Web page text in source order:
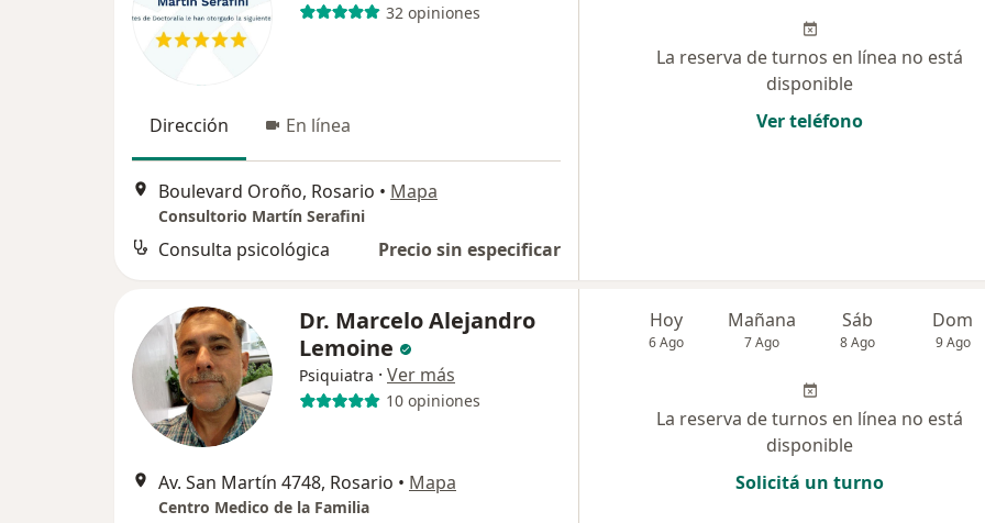
32 opiniones
Dirección En línea
Boulevard Oroño, Rosario • Mapa
Consultorio Martín Serafini
Consulta psicológica Precio sin especificar
La reserva de turnos en línea no está
disponible
Ver teléfono
Dr. Marcelo Alejandro
Lemoine
Psiquiatra · Ver más
10 opiniones
Av. San Martín 4748, Rosario • Mapa
Centro Medico de la Familia
Hoy
6 Ago
Mañana
7 Ago
Sáb
8 Ago
Dom
9 Ago
La reserva de turnos en línea no está
disponible
Solicitá un turno